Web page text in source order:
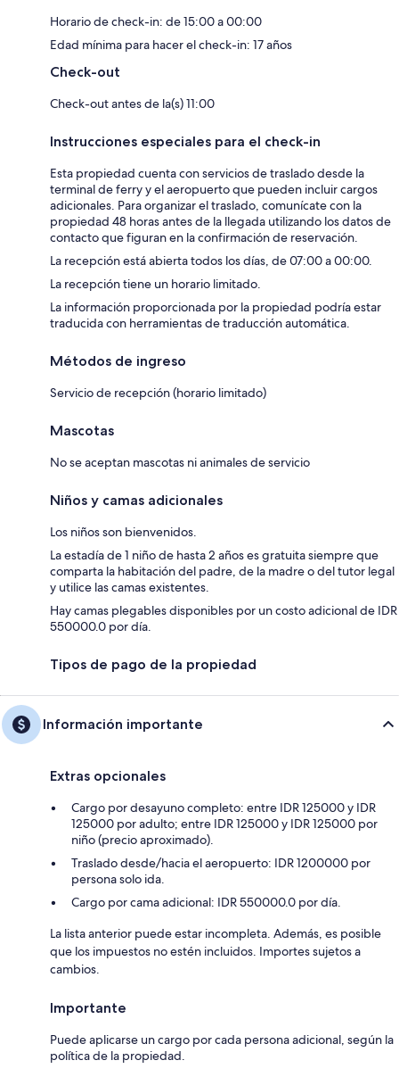
Horario de check-in: de 15:00 a 00:00
Edad mínima para hacer el check-in: 17 años
Check-out
Check-out antes de la(s) 11:00
Instrucciones especiales para el check-in
Esta propiedad cuenta con servicios de traslado desde la
terminal de ferry y el aeropuerto que pueden incluir cargos
adicionales. Para organizar el traslado, comunícate con la
propiedad 48 horas antes de la llegada utilizando los datos de
contacto que figuran en la confirmación de reservación.
La recepción está abierta todos los días, de 07:00 a 00:00.
La recepción tiene un horario limitado.
La información proporcionada por la propiedad podría estar
traducida con herramientas de traducción automática.
Métodos de ingreso
Servicio de recepción (horario limitado)
Mascotas
No se aceptan mascotas ni animales de servicio
Niños y camas adicionales
Los niños son bienvenidos.
La estadía de 1 niño de hasta 2 años es gratuita siempre que
comparta la habitación del padre, de la madre o del tutor legal
y utilice las camas existentes.
Hay camas plegables disponibles por un costo adicional de IDR
550000.0 por día.
Tipos de pago de la propiedad
Información importante
Extras opcionales
Cargo por desayuno completo: entre IDR 125000 y IDR
125000 por adulto; entre IDR 125000 y IDR 125000 por
niño (precio aproximado).
Traslado desde/hacia el aeropuerto: IDR 1200000 por
persona solo ida.
Cargo por cama adicional: IDR 550000.0 por día.
La lista anterior puede estar incompleta. Además, es posible
que los impuestos no estén incluidos. Importes sujetos a
cambios.
Importante
Puede aplicarse un cargo por cada persona adicional, según la
política de la propiedad.